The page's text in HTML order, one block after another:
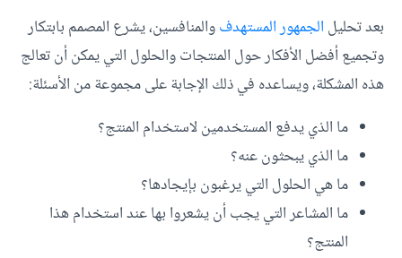
بعد تحليل الجمهور المستهدفوالمنافسين، يشرع المصمم بابتكار
وتجميع أفضل الأفكار حول المنتجات والحلول التي يمكن أن تعالج
هذه المشكلة، ويساعده في ذلك الإجابة على مجموعة من الأسئلة:
ما الذي يدفع المستخدمين لاستخدام المنتج؟
ما الذي يبحثون عنه؟
ما هي الحلول التي يرغبون بإيجادها؟
ما المشاعر التي يجب أن يشعروا بها عند استخدام هذا
المنتج؟